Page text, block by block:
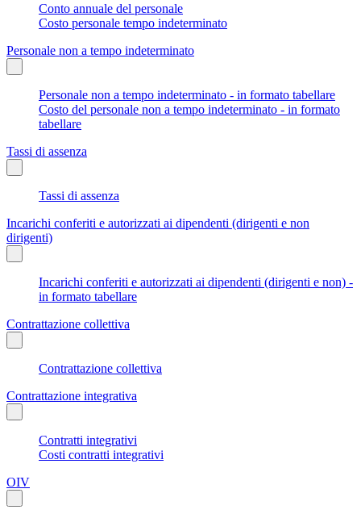
Conto annuale del personale
Costo personale tempo indeterminato
Personale non a tempo indeterminato
Personale non a tempo indeterminato - in formato tabellare
Costo del personale non a tempo indeterminato - in formato
tabellare
Tassi di assenza
Tassi di assenza
Incarichi conferiti e autorizzati ai dipendenti (dirigenti e non
dirigenti)
Incarichi conferiti e autorizzati ai dipendenti (dirigenti e non) -
in formato tabellare
Contrattazione collettiva
Contrattazione collettiva
Contrattazione integrativa
Contratti integrativi
Costi contratti integrativi
OIV